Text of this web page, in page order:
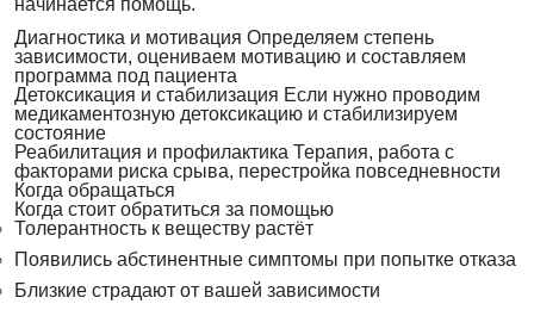
начинается помощь.
Диагностика и мотивация Определяем степень
зависимости, оцениваем мотивацию и составляем
программа под пациента
Детоксикация и стабилизация Если нужно проводим
медикаментозную детоксикацию и стабилизируем
состояние
Реабилитация и профилактика Терапия, работа с
факторами риска срыва, перестройка повседневности
Когда обращаться
Когда стоит обратиться за помощью
Толерантность к веществу растёт
Появились абстинентные симптомы при попытке отказа
Близкие страдают от вашей зависимости